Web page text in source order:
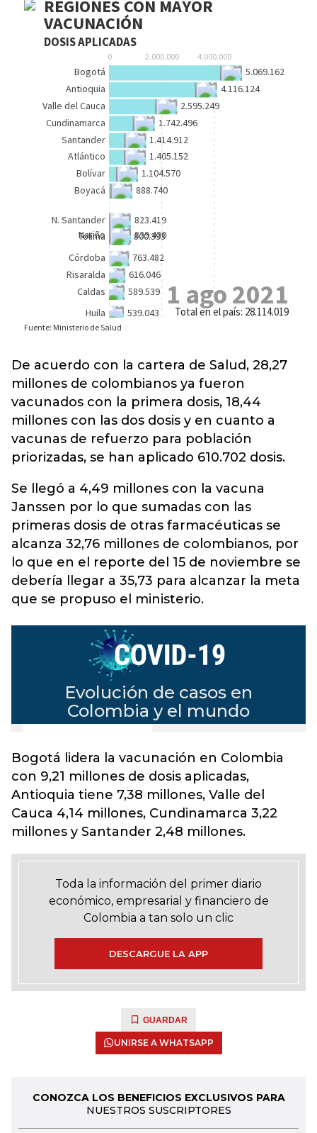
De acuerdo con la cartera de Salud, 28,27
millones de colombianos ya fueron
vacunados con la primera dosis, 18,44
millones con las dos dosis y en cuanto a
vacunas de refuerzo para población
priorizadas, se han aplicado 610.702 dosis.
Se llegó a 4,49 millones con la vacuna
Janssen por lo que sumadas con las
primeras dosis de otras farmacéuticas se
alcanza 32,76 millones de colombianos, por
lo que en el reporte del 15 de noviembre se
debería llegar a 35,73 para alcanzar la meta
que se propuso el ministerio.
Bogotá lidera la vacunación en Colombia
con 9,21 millones de dosis aplicadas,
Antioquia tiene 7,38 millones, Valle del
Cauca 4,14 millones, Cundinamarca 3,22
millones y Santander 2,48 millones.
Toda la información del primer diario
económico, empresarial y financiero de
Colombia a tan solo un clic
DESCARGUE LA APP
GUARDAR
UNIRSE A WHATSAPP
CONOZCA LOS BENEFICIOS EXCLUSIVOS PARA
NUESTROS SUSCRIPTORES